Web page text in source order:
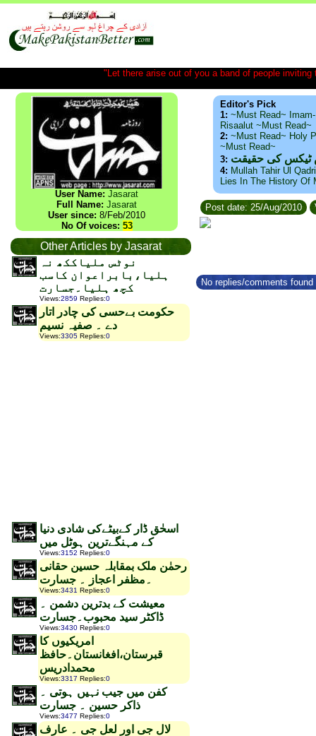
"Let there arise out of you a band of people
User Name: Jasarat
Full Name: Jasarat
User since: 8/Feb/2010
No Of voices: 53
Other Articles by Jasarat
نوٹس ملیاککھ نہ
ہلیا،بابراعوان کاسب
کچھ ہلیا۔جسارت
Views:2859 Replies:0
حکومت بےحسی کی چادر اتار
دے ۔ صفیہ نسیم
Views:3305 Replies:0
اسحٰق ڈار کےبیٹےکی شادی دنیا
کے مہنگےترین ہوٹل میں
Views:3152 Replies:0
رحمٰن ملک بمقابلہ حسین حقانی
۔مظفر اعجاز ۔ جسارت
Views:3431 Replies:0
معیشت کے بدترین دشمن ۔
ڈاکٹر سید محبوب۔جسارت
Views:3430 Replies:0
امریکیوں کا
قبرستان،افغانستان۔حافظ
محمدادریس
Views:3317 Replies:0
کفن میں جیب نہیں ہوتی ۔
ذاکر حسین ۔ جسارت
Views:3477 Replies:0
لال جی اور لعل جی ۔ عارف
Editor's Pick
1: ~Must Read~
Risaalut ~Must Read~
2: ~Must Read~ Holy
~Must Read~
3: ٹیکس کی حقیقت
4: Mullah Tahir Ul
Lies In The History Of
Post date: 25/Aug/2010
No replies/comments